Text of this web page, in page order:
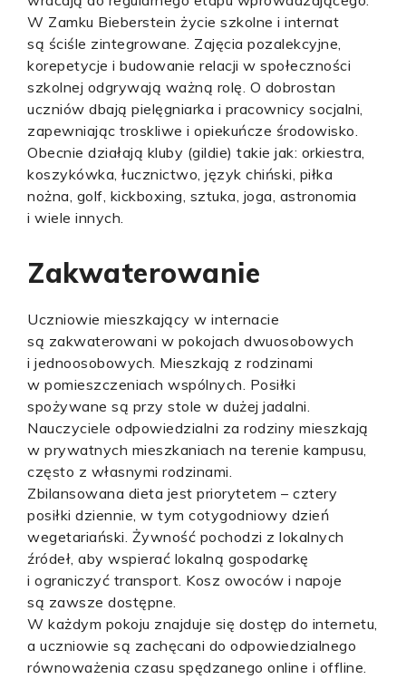
W Zamku Bieberstein życie szkolne i internat
są ściśle zintegrowane. Zajęcia pozalekcyjne,
korepetycje i budowanie relacji w społeczności
szkolnej odgrywają ważną rolę. O dobrostan
uczniów dbają pielęgniarka i pracownicy socjalni,
zapewniając troskliwe i opiekuńcze środowisko.
Obecnie działają kluby (gildie) takie jak: orkiestra,
koszykówka, łucznictwo, język chiński, piłka
nożna, golf, kickboxing, sztuka, joga, astronomia
i wiele innych.
Zakwaterowanie
Uczniowie mieszkający w internacie
są zakwaterowani w pokojach dwuosobowych
i jednoosobowych. Mieszkają z rodzinami
w pomieszczeniach wspólnych. Posiłki
spożywane są przy stole w dużej jadalni.
Nauczyciele odpowiedzialni za rodziny mieszkają
w prywatnych mieszkaniach na terenie kampusu,
często z własnymi rodzinami.
Zbilansowana dieta jest priorytetem – cztery
posiłki dziennie, w tym cotygodniowy dzień
wegetariański. Żywność pochodzi z lokalnych
źródeł, aby wspierać lokalną gospodarkę
i ograniczyć transport. Kosz owoców i napoje
są zawsze dostępne.
W każdym pokoju znajduje się dostęp do internetu,
a uczniowie są zachęcani do odpowiedzialnego
równoważenia czasu spędzanego online i offline.